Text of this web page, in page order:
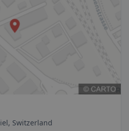
Switzerland